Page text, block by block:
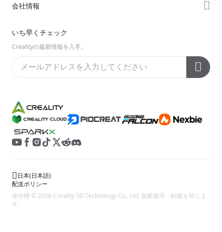
Discord
ヘルプ
ビデオ
アフターサービス
会社情報
お問い合わせ
いち早くチェック
Crealityの最新情報を入手。
配送ポリシー
日本(日本語)
著作権 © 2026 Creality 3D Technology Co., Ltd. 無断複写・転載を禁じま
す。